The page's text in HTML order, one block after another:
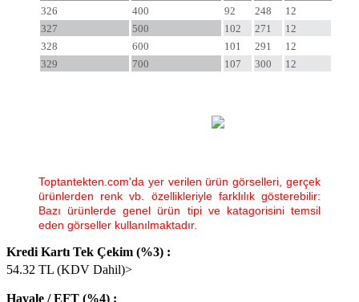
326
400 92 248
12
327
500 102 271
12
328
600 101 291
12
329
700 107 300 12
Toptantekten.com'da yer verilen ürün görselleri, gerçek
ürünlerden renk vb. özellikleriyle farklılık gösterebilir:
Bazı ürünlerde genel ürün tipi ve katagorisini temsil
eden görseller kullanılmaktadır.
Kredi Kartı Tek Çekim (%3) :
54.32 TL (KDV Dahil)>
Havale / EFT (%4) :